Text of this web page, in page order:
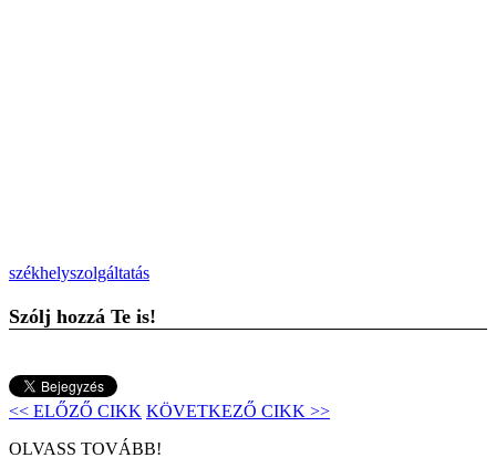
székhelyszolgáltatás
Szólj hozzá Te is!
<< ELŐZŐ CIKK KÖVETKEZŐ CIKK >>
OLVASS TOVÁBB!